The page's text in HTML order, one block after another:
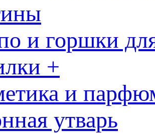
и горшки
+
и
утварь